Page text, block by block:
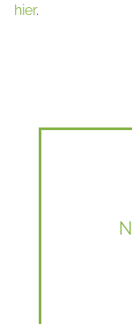
hier.